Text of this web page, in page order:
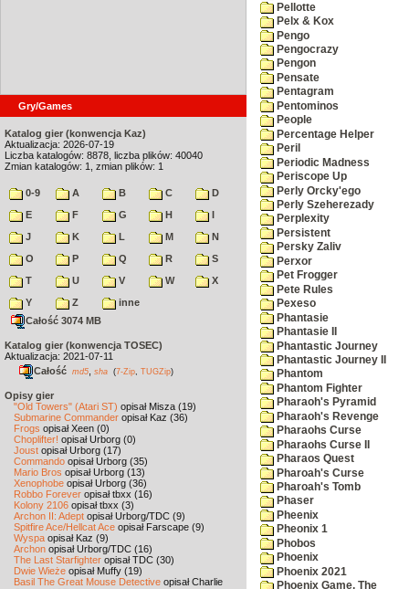
Gry/Games
Katalog gier (konwencja Kaz)
Aktualizacja: 2026-07-19
Liczba katalogów: 8878, liczba plików: 40040
Zmian katalogów: 1, zmian plików: 1
0-9 A B C
D
E
F G H
I
J
K L M
N
O
P Q R
S
T
U V W
X
Y
Z
inne
Całość 3074 MB
Katalog gier (konwencja TOSEC)
Aktualizacja: 2021-07-11
Całość md5 sha (7-Zip TUGZip)
Opisy gier
"Old Towers" (Atari ST) opisał Misza (19)
Submarine Commander opisał Kaz (36)
Frogs opisał Xeen (0)
Choplifter! opisał Urborg (0)
Joust opisał Urborg (17)
Commando opisał Urborg (35)
Mario Bros opisał Urborg (13)
Xenophobe opisał Urborg (36)
Robbo Forever opisał tbxx (16)
Kolony 2106 opisał tbxx (3)
Archon II: Adept opisał Urborg/TDC (9)
Spitfire Ace/Hellcat Ace opisał Farscape (9)
Wyspa opisał Kaz (9)
Archon opisał Urborg/TDC (16)
The Last Starfighter opisał TDC (30)
Dwie Wieże opisał Muffy (19)
Basil The Great Mouse Detective opisał Charlie
Pellotte
Pelx & Kox
Pengo
Pengocrazy
Pengon
Pensate
Pentagram
Pentominos
People
Percentage Helper
Peril
Periodic Madness
Periscope Up
Perly Orcky'ego
Perly Szeherezady
Perplexity
Persistent
Persky Zaliv
Perxor
Pet Frogger
Pete Rules
Pexeso
Phantasie
Phantasie II
Phantastic Journey
Phantastic Journey II
Phantom
Phantom Fighter
Pharaoh's Pyramid
Pharaoh's Revenge
Pharaohs Curse
Pharaohs Curse II
Pharaos Quest
Pharoah's Curse
Pharoah's Tomb
Phaser
Pheenix
Pheonix 1
Phobos
Phoenix
Phoenix 2021
Phoenix Game, The